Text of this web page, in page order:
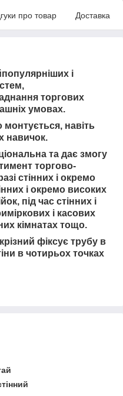
про товар Доставка
і
торгових
умовах.
навіть
навичок.
та дає змогу
торгово-
стінних і окремо
і окремо високих
під час стінних і
і касових
кімнатах тощо.
фіксує трубу в
в чотирьох точках